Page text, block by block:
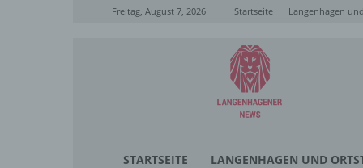
Freitag, August 7, 2026 Startseite Langenhagen
Langenhagener
News
STARTSEITE LANGENHAGEN UND